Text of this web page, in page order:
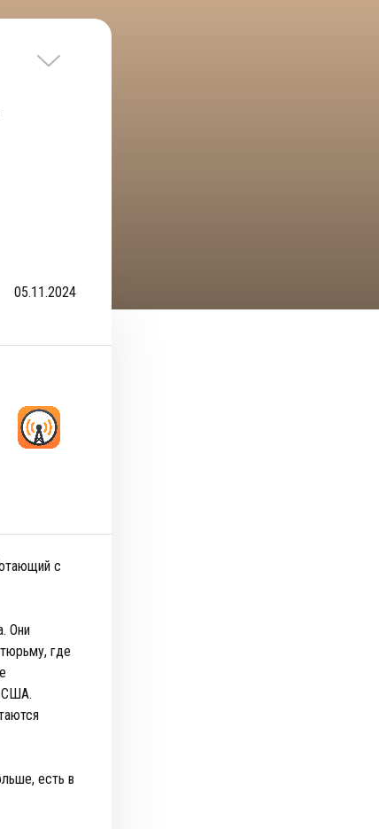
05.11.2024
с
Они
где
США.
есть в